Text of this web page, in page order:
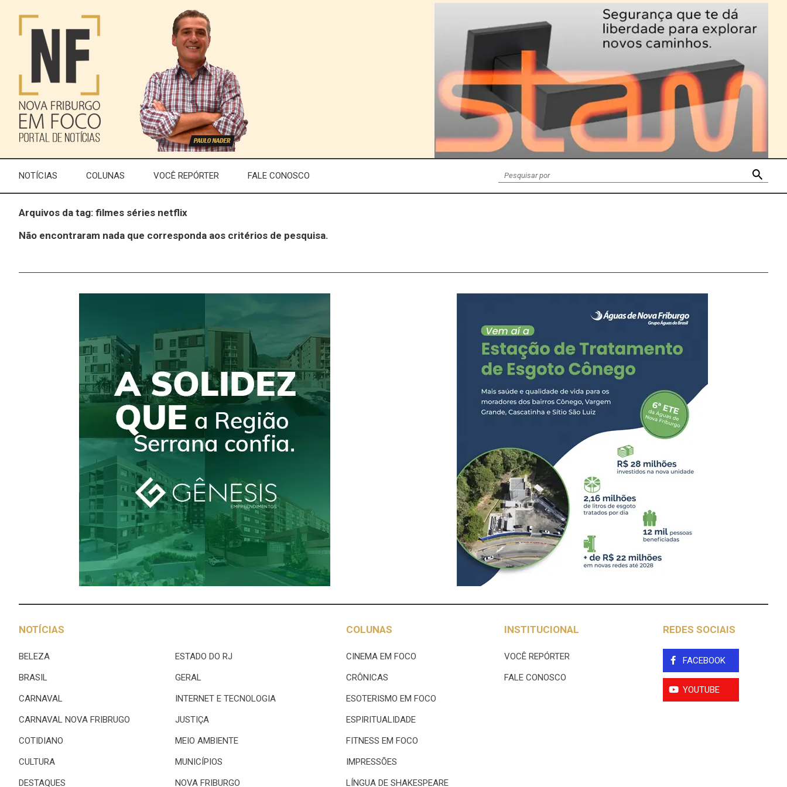
NOTÍCIAS COLUNAS VOCÊ REPÓRTER FALE CONOSCO
Arquivos da tag: filmes séries netflix
Não encontraram nada que corresponda aos critérios de pesquisa.
NOTÍCIAS
BELEZA
BRASIL
CARNAVAL
CARNAVAL NOVA FRIBRUGO
COTIDIANO
CULTURA
DESTAQUES
ESTADO DO RJ
GERAL
INTERNET E TECNOLOGIA
JUSTIÇA
MEIO AMBIENTE
MUNICÍPIOS
NOVA FRIBURGO
COLUNAS
CINEMA EM FOCO
CRÔNICAS
ESOTERISMO EM FOCO
ESPIRITUALIDADE
FITNESS EM FOCO
IMPRESSÕES
LÍNGUA DE SHAKESPEARE
INSTITUCIONAL
VOCÊ REPÓRTER
FALE CONOSCO
REDES SOCIAIS
FACEBOOK
YOUTUBE